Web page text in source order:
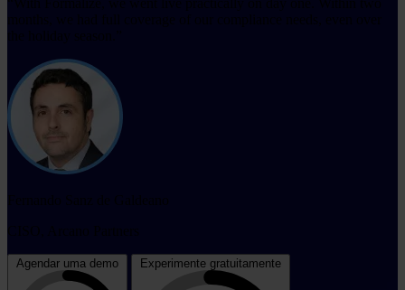
Agendar uma demo Experimente gratuitamente